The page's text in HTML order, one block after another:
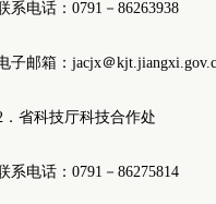
系电话：0791－86263938
子邮箱：jacjx＠
．省科技厅科技合作处
系电话：0791－86275814